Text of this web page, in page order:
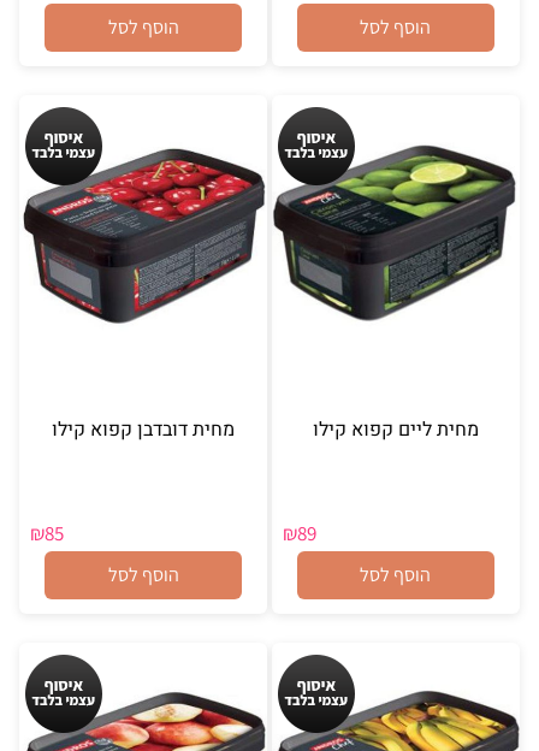
הוסף לסל הוסף לסל
מחית ליים קפוא קילו
₪89
הוסף לסל
מחית דובדבן קפוא קילו
₪85
הוסף לסל